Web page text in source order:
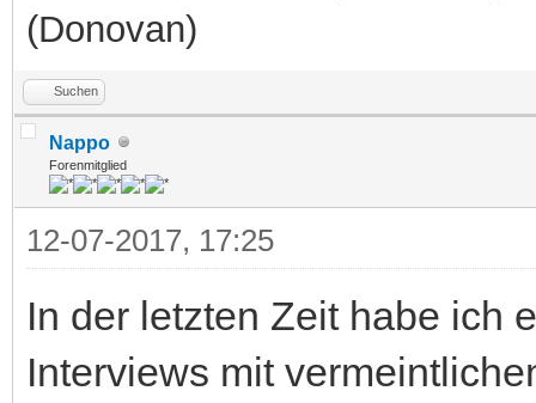
(Donovan)
Suchen
Nappo
Forenmitglied
12-07-2017, 17:25
In der letzten Zeit habe ich
Interviews mit